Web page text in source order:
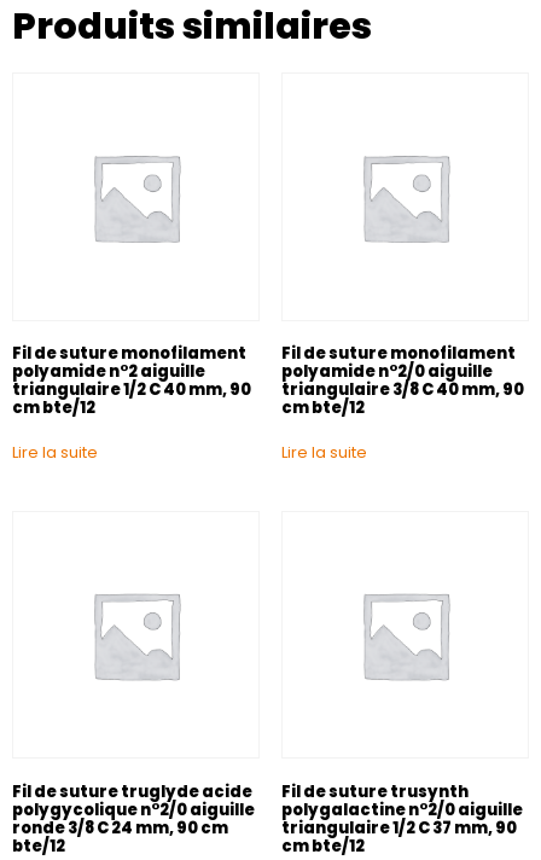
Produits similaires
Fil de suture monofilament
polyamide n°2 aiguille
triangulaire 1/2 C 40 mm, 90
cm bte/12
Lire la suite
Fil de suture monofilament
polyamide n°2/0 aiguille
triangulaire 3/8 C 40 mm, 90
cm bte/12
Lire la suite
Fil de suture truglyde acide
polygycolique n°2/0 aiguille
ronde 3/8 C 24 mm, 90 cm
bte/12
Fil de suture trusynth
polygalactine n°2/0 aiguille
triangulaire 1/2 C 37 mm, 90
cm bte/12